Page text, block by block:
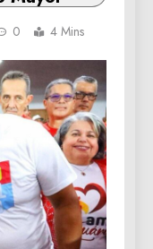
0 4 Mins